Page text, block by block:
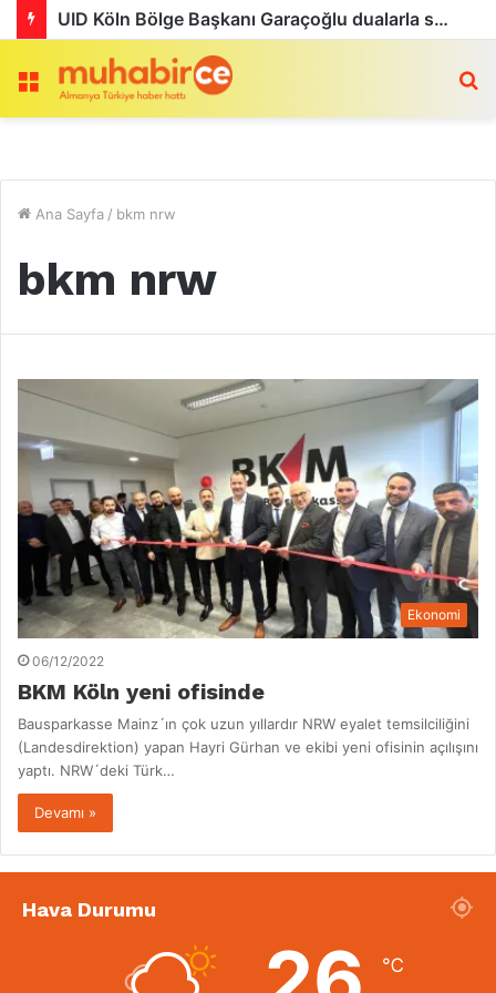
UID Köln Bölge Başkanı Garaçoğlu dualarla son yolculuğuna uğurlandı
Menü
Ana Sayfa / bkm nrw
bkm nrw
Ekonomi
06/12/2022
BKM Köln yeni ofisinde
Bausparkasse Mainz´ın çok uzun yıllardır NRW eyalet temsilciliğini
(Landesdirektion) yapan Hayri Gürhan ve ekibi yeni ofisinin açılışını
yaptı. NRW´deki Türk…
Devamı »
Hava Durumu
℃